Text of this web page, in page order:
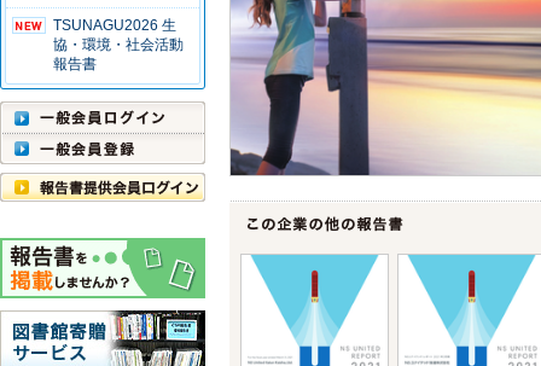
TSUNAGU2026 生
協・環境・社会活動
報告書